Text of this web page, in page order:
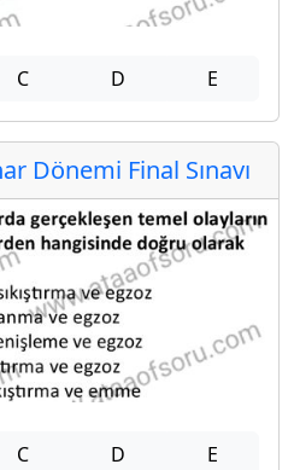
C D E
Dönemi Final Sınavı
C D E